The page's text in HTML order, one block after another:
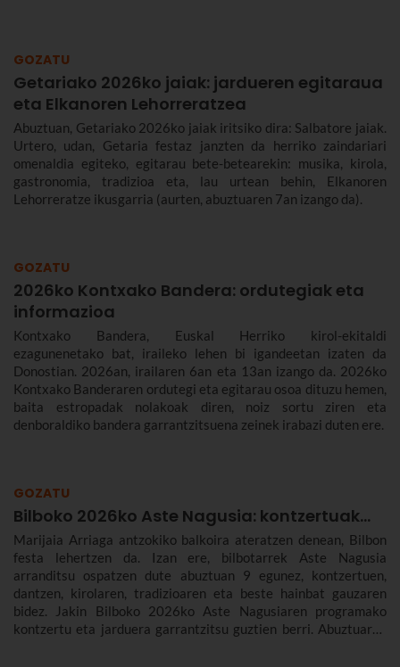
GOZATU
Getariako 2026ko jaiak: jardueren egitaraua
eta Elkanoren Lehorreratzea
Abuztuan, Getariako 2026ko jaiak iritsiko dira: Salbatore jaiak.
Urtero, udan, Getaria festaz janzten da herriko zaindariari
omenaldia egiteko, egitarau bete-betearekin: musika, kirola,
gastronomia, tradizioa eta, lau urtean behin, Elkanoren
Lehorreratze ikusgarria (aurten, abuztuaren 7an izango da).
GOZATU
2026ko Kontxako Bandera: ordutegiak eta
informazioa
Kontxako Bandera, Euskal Herriko kirol-ekitaldi
ezagunenetako bat, iraileko lehen bi igandeetan izaten da
Donostian. 2026an, irailaren 6an eta 13an izango da. 2026ko
Kontxako Banderaren ordutegi eta egitarau osoa dituzu hemen,
baita estropadak nolakoak diren, noiz sortu ziren eta
denboraldiko bandera garrantzitsuena zeinek irabazi duten ere.
GOZATU
Bilboko 2026ko Aste Nagusia: kontzertuak...
Marijaia Arriaga antzokiko balkoira ateratzen denean, Bilbon
festa lehertzen da. Izan ere, bilbotarrek Aste Nagusia
arranditsu ospatzen dute abuztuan 9 egunez, kontzertuen,
dantzen, kirolaren, tradizioaren eta beste hainbat gauzaren
bidez. Jakin Bilboko 2026ko Aste Nagusiaren programako
kontzertu eta jarduera garrantzitsu guztien berri. Abuztuaren